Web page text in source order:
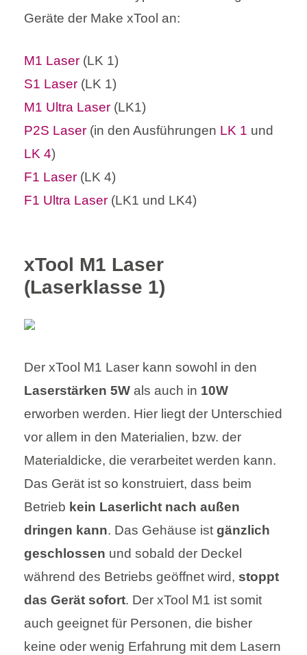
Geräte der Make xTool an:
M1 Laser (LK 1)
S1 Laser (LK 1)
M1 Ultra Laser (LK1)
P2S Laser (in den Ausführungen LK 1 und
LK 4)
F1 Laser (LK 4)
F1 Ultra Laser (LK1 und LK4)
xTool M1 Laser
(Laserklasse 1)
Der xTool M1 Laser kann sowohl in den
Laserstärken 5W als auch in 10W
erworben werden. Hier liegt der Unterschied
vor allem in den Materialien, bzw. der
Materialdicke, die verarbeitet werden kann.
Das Gerät ist so konstruiert, dass beim
Betrieb kein Laserlicht nach außen
dringen kann. Das Gehäuse ist gänzlich
geschlossen und sobald der Deckel
während des Betriebs geöffnet wird, stoppt
das Gerät sofort. Der xTool M1 ist somit
auch geeignet für Personen, die bisher
keine oder wenig Erfahrung mit dem Lasern